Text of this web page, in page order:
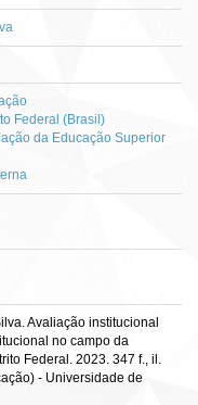
Federal (Brasil)
da Educação Superior
Avaliação institucional
no campo da
Federal. 2023. 347 f., il.
- Universidade de